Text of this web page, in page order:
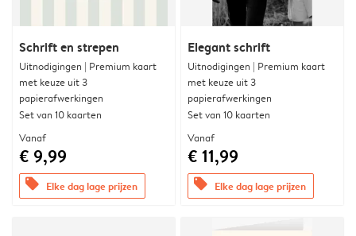
Schrift en strepen
Uitnodigingen | Premium kaart
met keuze uit 3
papierafwerkingen
Set van 10 kaarten
Vanaf
€ 9,99
offers Elke dag lage prijzen
Elegant schrift
Uitnodigingen | Premium kaart
met keuze uit 3
papierafwerkingen
Set van 10 kaarten
Vanaf
€ 11,99
offers Elke dag lage prijzen